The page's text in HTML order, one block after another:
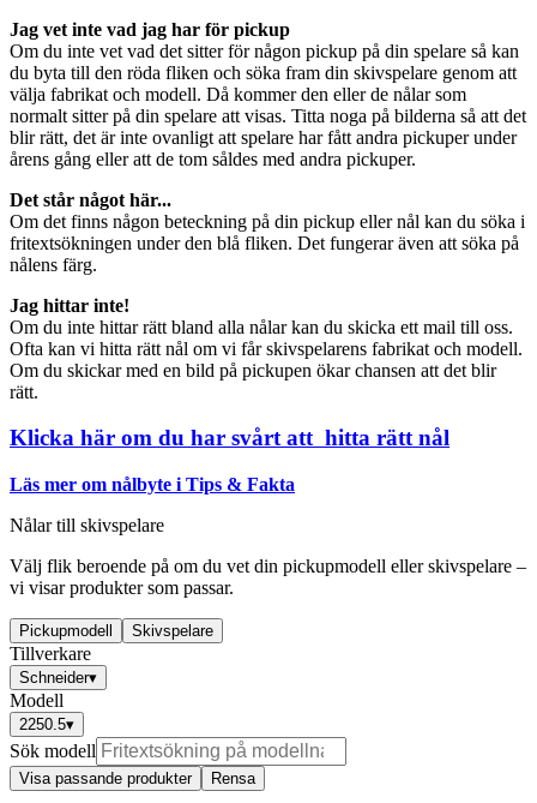
Jag vet inte vad jag har för pickup
Om du inte vet vad det sitter för någon pickup på din spelare så kan
du byta till den röda fliken och söka fram din skivspelare genom att
välja fabrikat och modell. Då kommer den eller de nålar som
normalt sitter på din spelare att visas. Titta noga på bilderna så att det
blir rätt, det är inte ovanligt att spelare har fått andra pickuper under
årens gång eller att de tom såldes med andra pickuper.
Det står något här...
Om det finns någon beteckning på din pickup eller nål kan du söka i
fritextsökningen under den blå fliken. Det fungerar även att söka på
nålens färg.
Jag hittar inte!
Om du inte hittar rätt bland alla nålar kan du skicka ett mail till oss.
Ofta kan vi hitta rätt nål om vi får skivspelarens fabrikat och modell.
Om du skickar med en bild på pickupen ökar chansen att det blir
rätt.
Klicka här om du har svårt att hitta rätt nål
Läs mer om nålbyte i Tips & Fakta
Nålar till skivspelare
Välj flik beroende på om du vet din pickupmodell eller skivspelare –
vi visar produkter som passar.
Pickupmodell Skivspelare
Tillverkare
Schneider▾
Modell
2250.5▾
Sök modell
Visa passande produkter Rensa